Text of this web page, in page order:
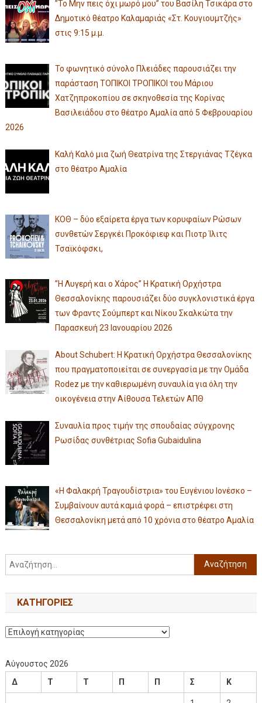
”Το Μην πεις όχι μωρό μου” του Βασίλη Τσικάρα στο
Δημοτικό θέατρο Καλαμαριάς «Στ. Κουγιουμτζής»
στις 9:15 μ.μ.
Το φωνητικό σύνολο Πλειάδες παρουσιάζει την
παράσταση ΤΟΠΙΚΟΙ ΤΡΟΠΙΚΟΙ του Μάριου
Χατζηπροκοπίου σε σκηνοθεσία της Κορίνας
Βασιλειάδου στο θέατρο Αμαλία από 5 Φεβρουαρίου
2026
Καλή Καλό μια ζωή Θεατρίνα της Στεργιάνας Τζέγκα
στο θέατρο Αμαλία
ΚΟΘ – δύο εξαίρετα έργα των κορυφαίων Ρώσων
συνθετών Σεργκέι Προκόφιεφ και Πιοτρ Ίλιτς
Τσαϊκόφσκι,
”Η Λυγερή και ο Χάρος” Η Κρατική Ορχήστρα
Θεσσαλονίκης παρουσιάζει δύο συγκλονιστικά έργα
των Φραντς Σούμπερτ και Νίκου Σκαλκώτα την
Παρασκευή 23 Ιανουαρίου 2026
About Schubert: Η Κρατική Ορχήστρα Θεσσαλονίκης
που πραγματοποιείται σε συνεργασία με την Ομάδα
Rodez με την καθιερωμένη συναυλία για όλη την
οικογένεια στην Αίθουσα Τελετών ΑΠΘ
Συναυλία προς τιμήν της σπουδαίας σύγχρονης
Ρωσίδας συνθέτριας Sofia Gubaidulina
«Η Φαλακρή Τραγουδίστρια» του Ευγένιου Ιονέσκο –
Συμβαίνουν αυτά καμιά φορά – επιστρέφει στη
Θεσσαλονίκη μετά από 10 χρόνια στο θέατρο Αμαλία
KΑΤΗΓΟΡΊΕΣ
Αύγουστος 2026
Δ
Τ Τ Π Π Σ Κ